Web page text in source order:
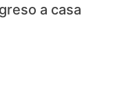
a casa